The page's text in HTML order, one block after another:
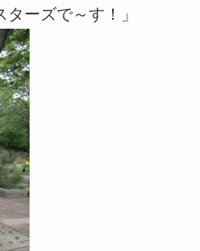
ターズで～す！」